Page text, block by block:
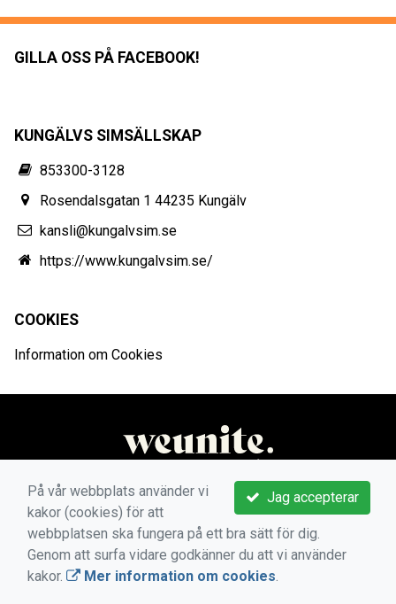
GILLA OSS PÅ FACEBOOK!
KUNGÄLVS SIMSÄLLSKAP
853300-3128
Rosendalsgatan 1 44235 Kungälv
kansli@kungalvsim.se
https://www.kungalvsim.se/
COOKIES
Information om Cookies
Jag accepterar
På vår webbplats använder vi
kakor (cookies) för att
webbplatsen ska fungera på ett bra sätt för dig.
Genom att surfa vidare godkänner du att vi använder
kakor.
Mer information om cookies.